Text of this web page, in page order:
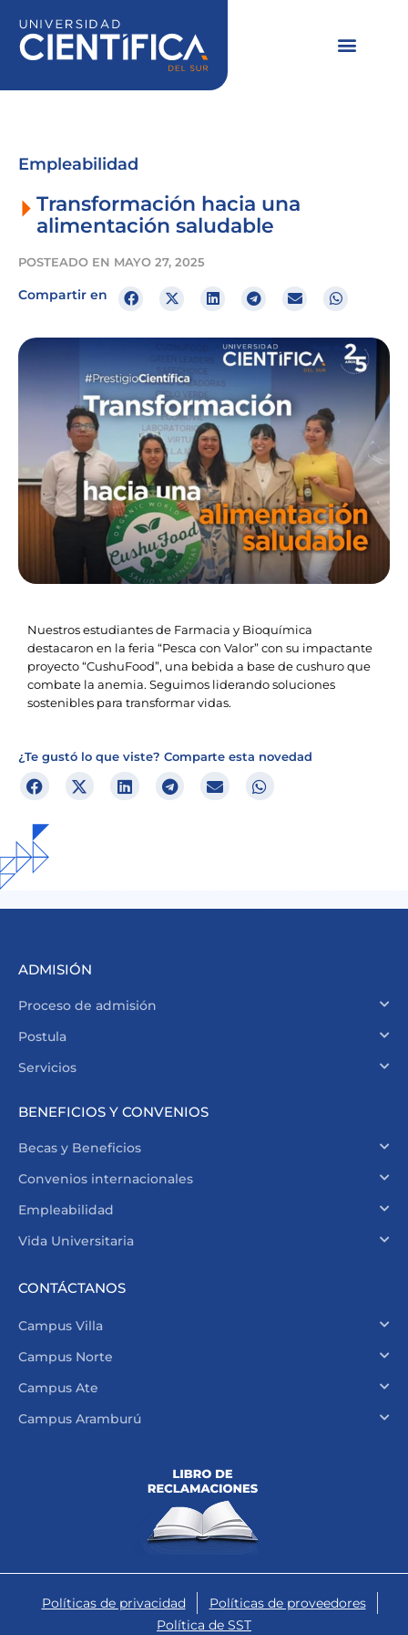
contenido
Empleabilidad
Transformación hacia una
alimentación saludable
POSTEADO EN MAYO 27, 2025
Compartir en
Nuestros estudiantes de Farmacia y Bioquímica
destacaron en la feria “Pesca con Valor” con su impactante
proyecto “CushuFood”, una bebida a base de cushuro que
combate la anemia. Seguimos liderando soluciones
sostenibles para transformar vidas.
¿Te gustó lo que viste? Comparte esta novedad
ADMISIÓN
Proceso de admisión
Postula
Servicios
BENEFICIOS Y CONVENIOS
Becas y Beneficios
Convenios internacionales
Empleabilidad
Vida Universitaria
CONTÁCTANOS
Campus Villa
Campus Norte
Campus Ate
Campus Aramburú
Políticas de privacidad
Políticas de proveedores
Política de SST